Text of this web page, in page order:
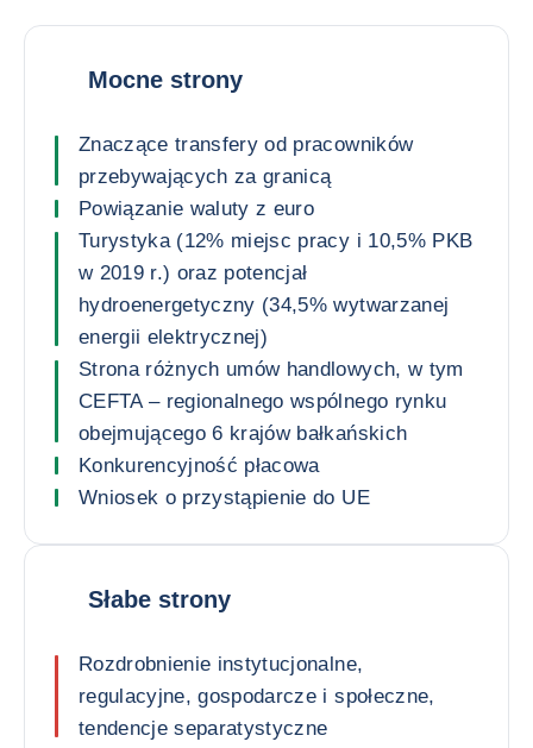
Mocne strony
Znaczące transfery od pracowników
przebywających za granicą
Powiązanie waluty z euro
Turystyka (12% miejsc pracy i 10,5% PKB
w 2019 r.) oraz potencjał
hydroenergetyczny (34,5% wytwarzanej
energii elektrycznej)
Strona różnych umów handlowych, w tym
CEFTA – regionalnego wspólnego rynku
obejmującego 6 krajów bałkańskich
Konkurencyjność płacowa
Wniosek o przystąpienie do UE
Słabe strony
Rozdrobnienie instytucjonalne,
regulacyjne, gospodarcze i społeczne,
tendencje separatystyczne